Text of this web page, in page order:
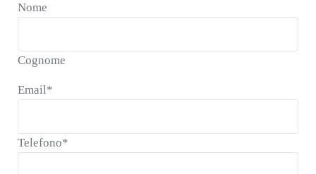
Nome
Cognome
Email*
Telefono*